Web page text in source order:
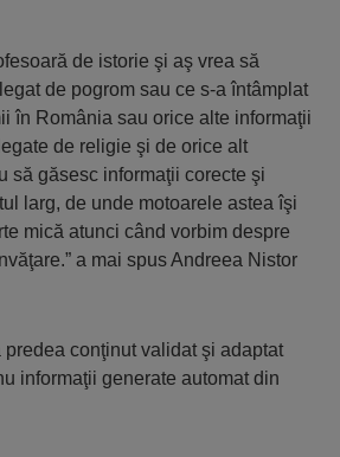
de istorie şi aş vrea să
de pogrom sau ce s-a întâmplat
în România sau orice alte informaţii
de religie şi de orice alt
să găsesc informaţii corecte şi
larg, de unde motoarele astea îşi
mică atunci când vorbim despre
a mai spus Andreea Nistor
predea conţinut validat şi adaptat
informaţii generate automat din